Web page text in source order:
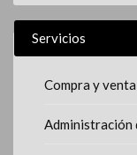
Servicios
Compra y venta
Administración